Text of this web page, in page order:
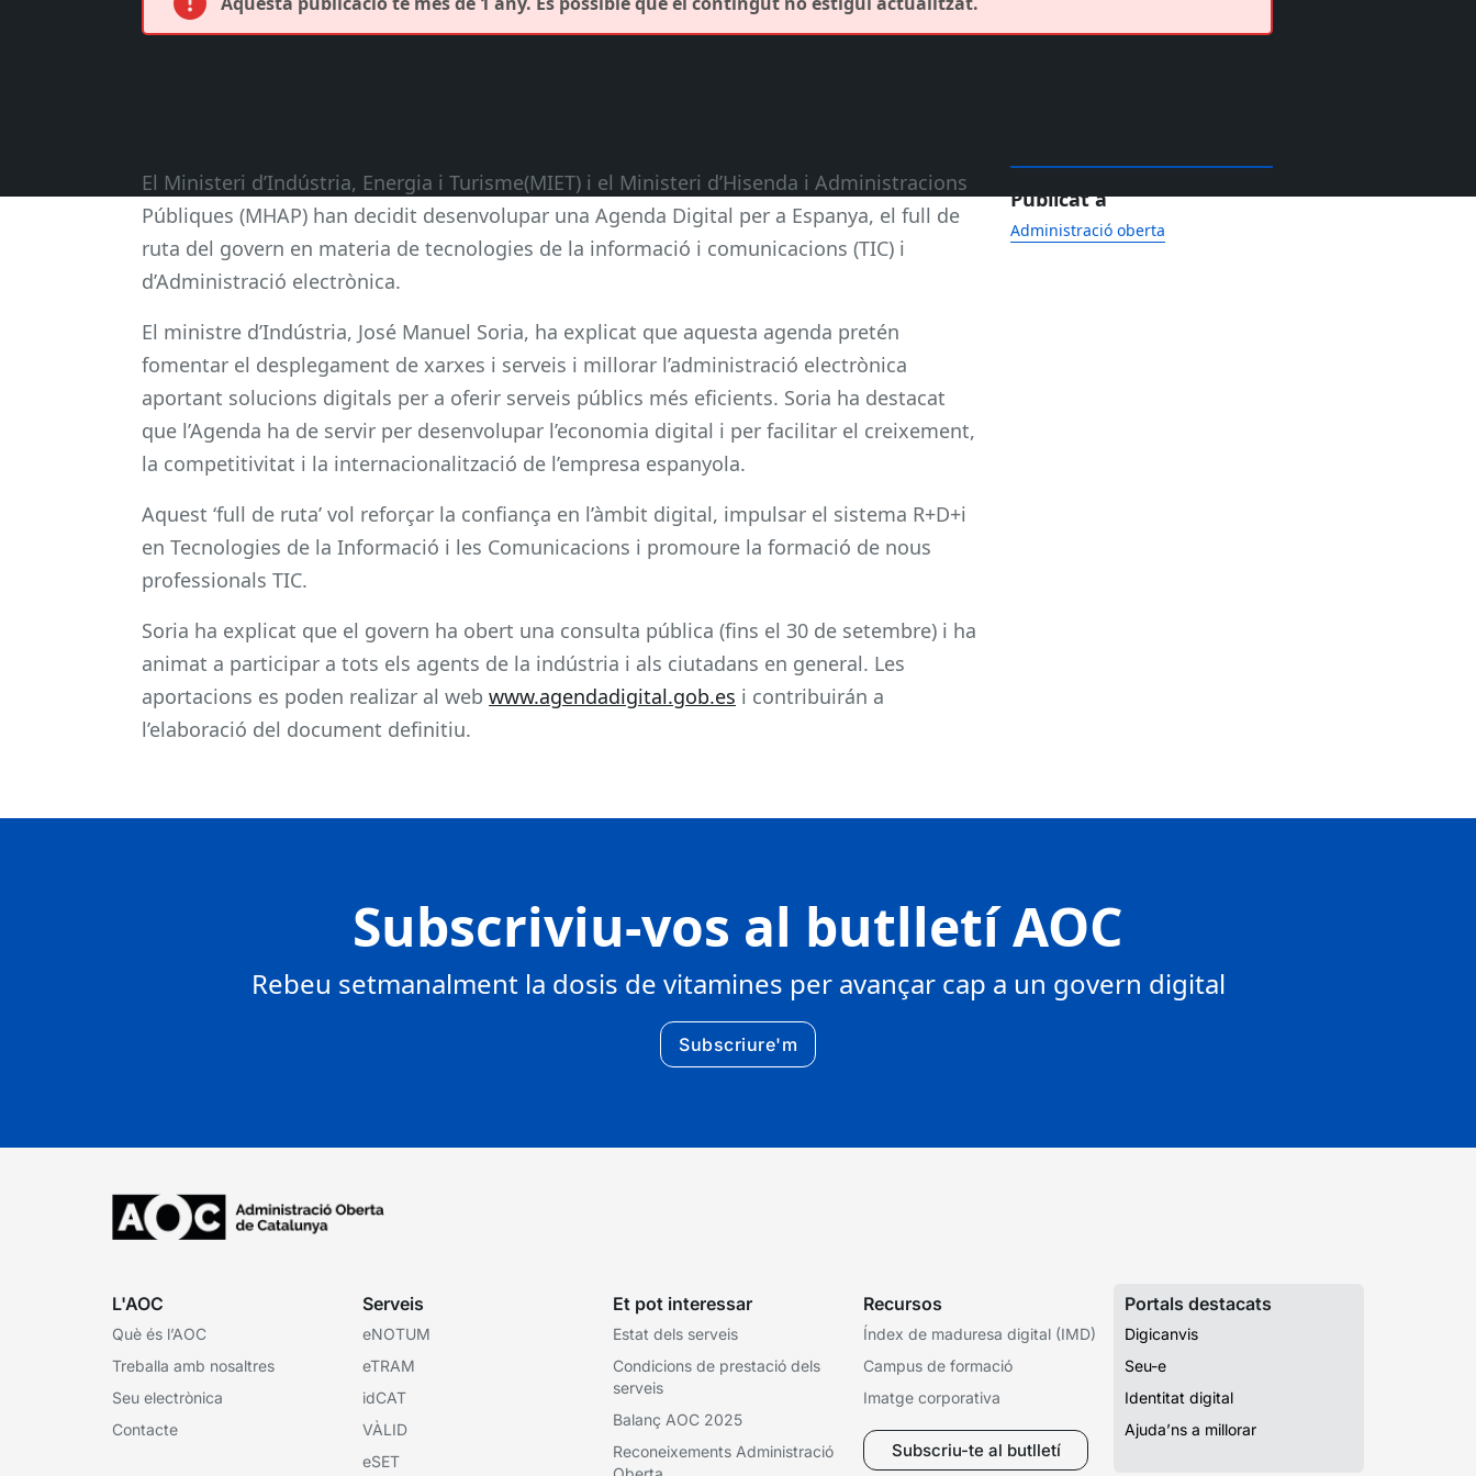
El Ministeri d’Indústria, Energia i Turisme(MIET) i el Ministeri d’Hisenda i Administracions
Públiques (MHAP) han decidit desenvolupar una Agenda Digital per a Espanya, el full de
ruta del govern en materia de tecnologies de la informació i comunicacions (TIC) i
d’Administració electrònica.
El ministre d’Indústria, José Manuel Soria, ha explicat que aquesta agenda pretén
fomentar el desplegament de xarxes i serveis i millorar l’administració electrònica
aportant solucions digitals per a oferir serveis públics més eficients. Soria ha destacat
que l’Agenda ha de servir per desenvolupar l’economia digital i per facilitar el creixement,
la competitivitat i la internacionalització de l’empresa espanyola.
Aquest ‘full de ruta’ vol reforçar la confiança en l’àmbit digital, impulsar el sistema R+D+i
en Tecnologies de la Informació i les Comunicacions i promoure la formació de nous
professionals TIC.
Soria ha explicat que el govern ha obert una consulta pública (fins el 30 de setembre) i ha
animat a participar a tots els agents de la indústria i als ciutadans en general. Les
aportacions es poden realizar al web www.agendadigital.gob.es i contribuirán a
l’elaboració del document definitiu.
Publicat a
Administració oberta
Subscriviu-vos al butlletí AOC
Rebeu setmanalment la dosis de vitamines per avançar cap a un govern digital
Subscriure'm
L'AOC
Què és l’AOC
Treballa amb nosaltres
Seu electrònica
Contacte
Serveis
eNOTUM
eTRAM
idCAT
VÀLID
eSET
Et pot interessar
Estat dels serveis
Condicions de prestació dels
serveis
Balanç AOC 2025
Reconeixements Administració
Recursos
Índex de maduresa digital (IMD)
Campus de formació
Imatge corporativa
Subscriu-te al butlletí
Portals destacats
Digicanvis
Seu-e
Identitat digital
Ajuda’ns a millorar